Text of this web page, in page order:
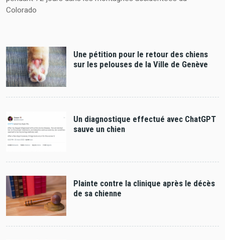
Colorado
Une pétition pour le retour des chiens
sur les pelouses de la Ville de Genève
Un diagnostique effectué avec ChatGPT
sauve un chien
Plainte contre la clinique après le décès
de sa chienne